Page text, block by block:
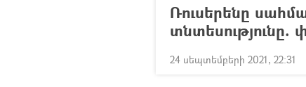
Ռուսերենը
տնտեսությունը.
24 սեպտեմբերի 2021, 22:31